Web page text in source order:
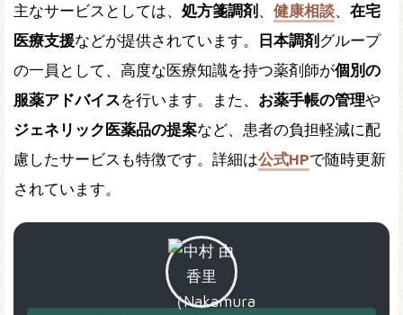
主なサービスとしては、 処方箋調剤 、 健康相談、 在宅
医療支援などが提供されています。 日本調剤 グループ
の一員として、高度な医療知識を持つ薬剤師が個別の
服薬アドバイスを行います。また、 お薬手帳の管理や
ジェネリック医薬品の提案など、患者の負担軽減に配
慮したサービスも特徴です。詳細は公式HPで随時更新
されています。